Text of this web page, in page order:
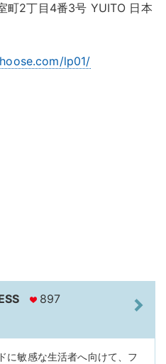
町2丁目4番3号 YUITO 日本
lp01/
897
に敏感な生活者へ向けて、フ